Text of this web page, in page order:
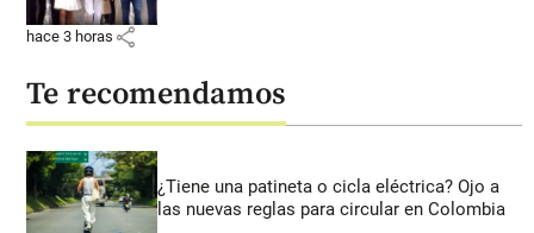
hace 3 horas share
Te recomendamos
¿Tiene una patineta o cicla eléctrica? Ojo a
las nuevas reglas para circular en Colombia